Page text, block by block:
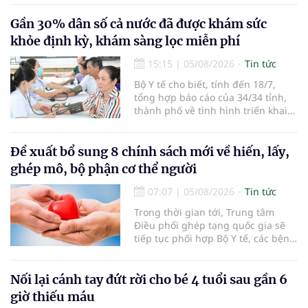
em bé đầu tiên chào đời.
Gần 30% dân số cả nước đã được khám sức
khỏe định kỳ, khám sàng lọc miễn phí
15:15 | 05/08/2026
Tin tức
Bộ Y tế cho biết, tính đến 18/7,
tổng hợp báo cáo của 34/34 tỉnh,
thành phố về tình hình triển khai
nhận 32.286.360 người, chiếm gần
30% dân số cả nước đã được khám
sức khỏe định kỳ năm nay.
Đề xuất bổ sung 8 chính sách mới về hiến, lấy,
ghép mô, bộ phận cơ thể người
07:07 | 05/08/2026
Tin tức
Trong thời gian tới, Trung tâm
Điều phối ghép tạng quốc gia sẽ
tiếp tục phối hợp Bộ Y tế, các bệnh
cường truyền thông, hoàn thiện
quy trình chuyên môn và hệ thống
Nối lại cánh tay đứt rời cho bé 4 tuổi sau gần 6
giờ thiếu máu